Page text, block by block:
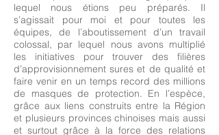
lequel nous étions peu préparés. Il
s’agissait pour moi et pour toutes les
équipes, de l’aboutissement d’un travail
colossal, par lequel nous avons multiplié
les initiatives pour trouver des filières
d’approvisionnement sures et de qualité et
faire venir en un temps record des millions
de masques de protection. En l’espèce,
grâce aux liens construits entre la Région
et plusieurs provinces chinoises mais aussi
et surtout grâce à la force des relations